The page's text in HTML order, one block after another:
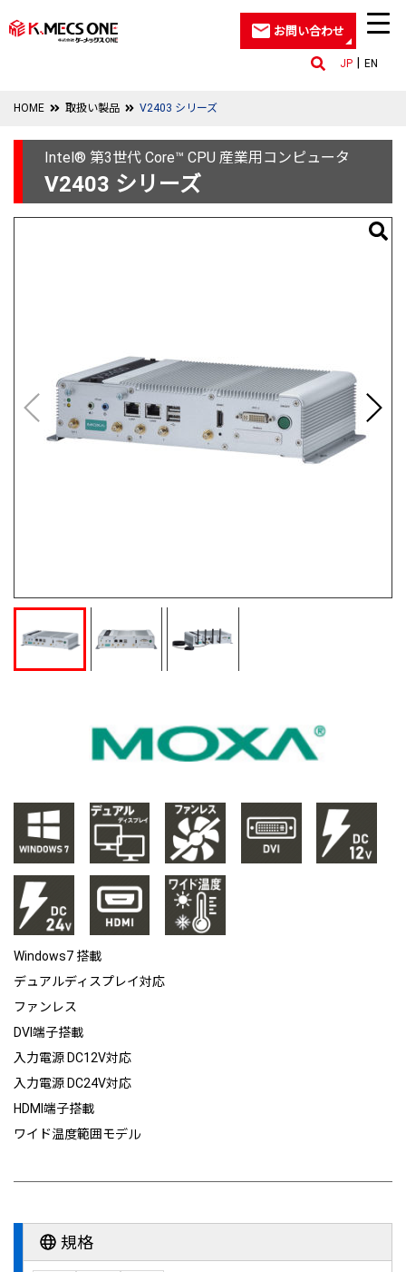
JP EN
お問い合わせ
HOME 取扱い製品 V2403 シリーズ
Intel® 第3世代 Core™ CPU 産業用コンピュータ
V2403 シリーズ
Windows7 搭載
デュアルディスプレイ対応
ファンレス
DVI端子搭載
入力電源 DC12V対応
入力電源 DC24V対応
HDMI端子搭載
ワイド温度範囲モデル
規格